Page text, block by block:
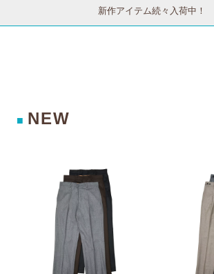
新作アイテム続々入荷中！
■ NEW